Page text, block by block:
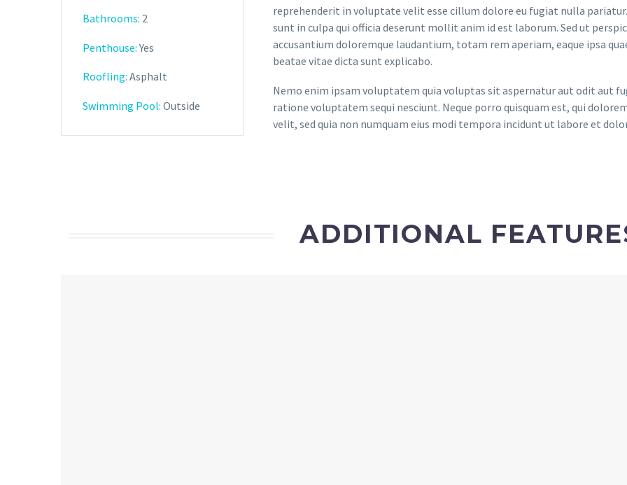
Bathrooms: 2
Penthouse:Yes
Roofling: Asphalt
Swimming Pool: Outside
reprehenderit in voluptate velit esse cillum dolore eu fugiat nulla
sunt in culpa qui officia deserunt mollit anim id est laborum. Sed ut
accusantium doloremque laudantium, totam rem aperiam, eaque ipsa
beatae vitae dicta sunt explicabo.
Nemo enim ipsam voluptatem quia voluptas sit aspernatur aut odit aut
ratione voluptatem sequi nesciunt. Neque porro quisquam est, qui
velit, sed quia non numquam eius modi tempora incidunt ut labore et
ADDITIONAL